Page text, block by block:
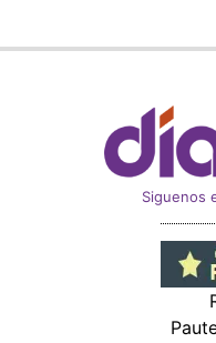
Siguenos